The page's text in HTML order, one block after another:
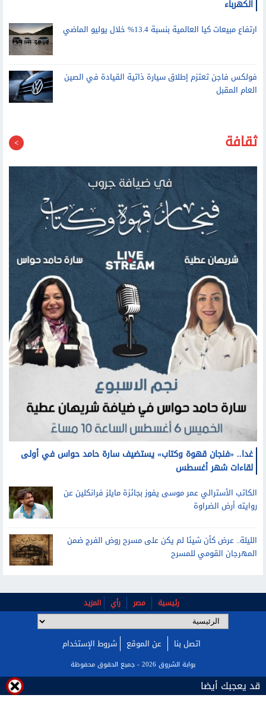
قد يعجبك أيضا
الكهرباء
ارتفاع مبيعات كيا العالمية بنسبة 13.4% خلال يوليو الماضي
فولكس فاجن تعتزم إطلاق سيارة ذاتية القيادة في الصين
العام المقبل
ثقافة
غدا.. «فنجان قهوة وكتاب» يستضيف سارة حامد حواس في أولى
لقاءات شهر أغسطس
الكاتب الأسترالي عمر موسى يفوز بجائزة مايلز فرانكلين عن
روايته أرض الضراوة
الليلة.. عرض كأن شيئا لم يكن على مسرح روض الفرج ضمن
المهرجان القومي للمسرح
رئيسية مصر رأي المزيد
اتصل بنا عن الموقع شروط الإستخدام
بوابة الشروق 2026 - جميع الحقوق محفوظة